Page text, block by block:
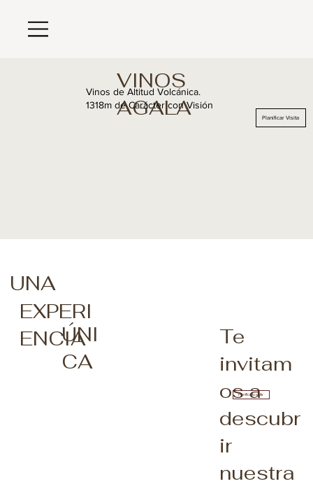
VINOS
AGALA
Vinos de Altitud Volcánica.
1318m de Carácter con Visión
Planificar Visita
UNA
EXPERI
ENCIA
ÚNI
CA
Te
invitam
os a
descubr
ir
nuestra
Planifica tu visita